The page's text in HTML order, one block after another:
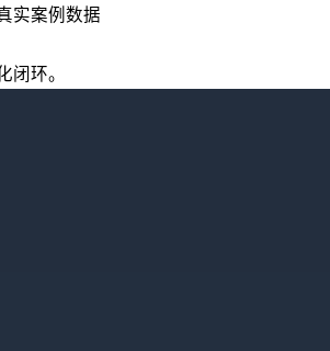
实案例数据
闭环。